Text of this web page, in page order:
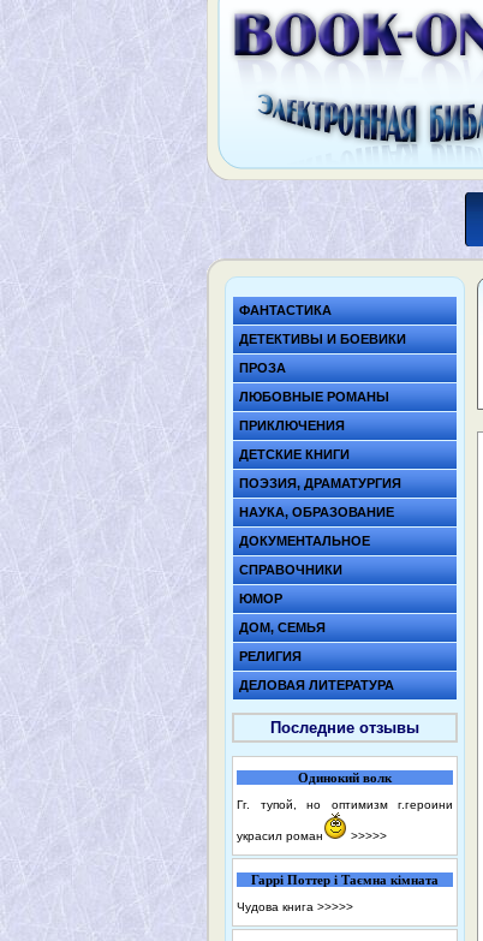
ФАНТАСТИКА
ДЕТЕКТИВЫ И БОЕВИКИ
ПРОЗА
ЛЮБОВНЫЕ РОМАНЫ
ПРИКЛЮЧЕНИЯ
ДЕТСКИЕ КНИГИ
ПОЭЗИЯ, ДРАМАТУРГИЯ
НАУКА, ОБРАЗОВАНИЕ
ДОКУМЕНТАЛЬНОЕ
СПРАВОЧНИКИ
ЮМОР
ДОМ, СЕМЬЯ
РЕЛИГИЯ
ДЕЛОВАЯ ЛИТЕРАТУРА
Последние отзывы
Одинокий волк
Гг. тупой, но оптимизм г.героини
украсил роман >>>>>
Гаррі Поттер і Таємна кімната
Чудова книга >>>>>